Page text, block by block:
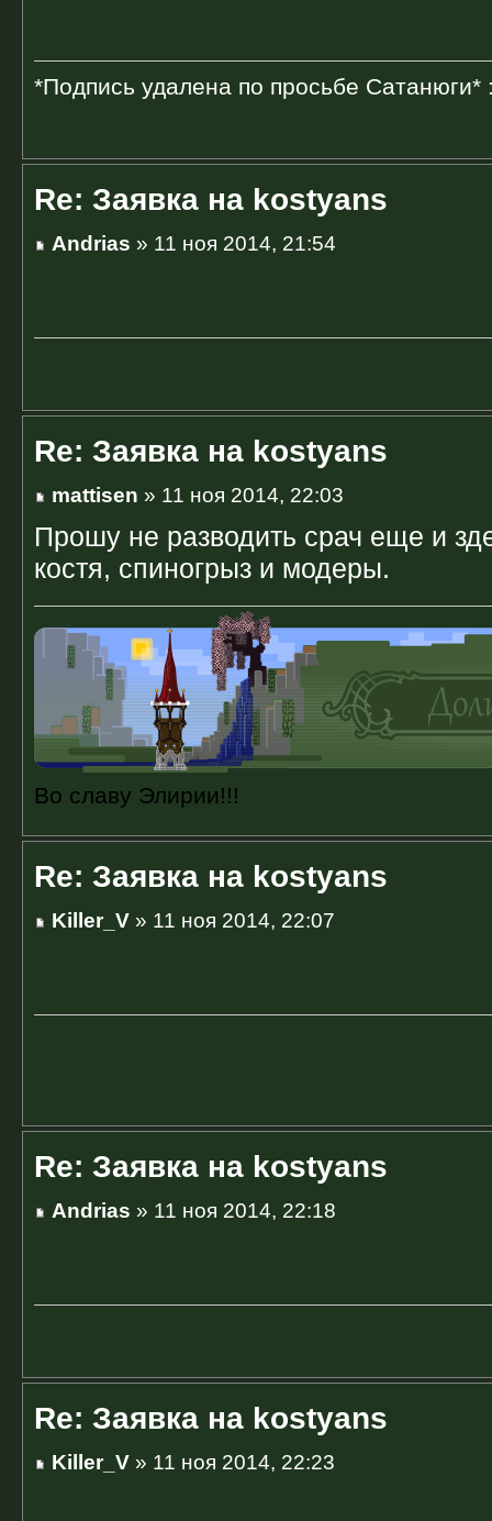
*Подпись удалена по просьбе Сатанюги*
Re: Заявка на kostyans
Andrias » 11 ноя 2014, 21:54
Re: Заявка на kostyans
mattisen » 11 ноя 2014, 22:03
Прошу не разводить срач еще и
костя, спиногрыз и модеры.
Во славу Элирии!!!
Re: Заявка на kostyans
Killer_V » 11 ноя 2014, 22:07
Re: Заявка на kostyans
Andrias » 11 ноя 2014, 22:18
Re: Заявка на kostyans
Killer_V » 11 ноя 2014, 22:23